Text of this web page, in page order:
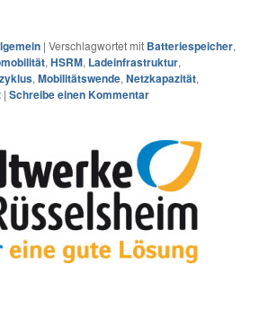
|Verschlagwortet mit Batteriespeicher,
,HSRM, Ladeinfrastruktur,
,Mobilitätswende,Netzkapazität,
|Schreibe einen Kommentar